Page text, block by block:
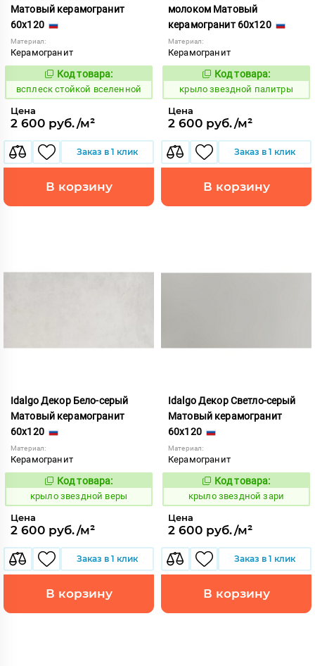
Матовый керамогранит
60x120
Материал:
Керамогранит
246638
Код товара:
всплеск стойкой вселенной
Цена
2 600 руб./м²
Заказ в 1 клик
В корзину
молоком Матовый
керамогранит 60x120
Материал:
Керамогранит
831816
Код товара:
крыло звездной палитры
Цена
2 600 руб./м²
Заказ в 1 клик
В корзину
Idalgo Декор Бело-серый
Матовый керамогранит
60x120
Материал:
Керамогранит
831758
Код товара:
крыло звездной веры
Цена
2 600 руб./м²
Заказ в 1 клик
В корзину
Idalgo Декор Светло-серый
Матовый керамогранит
60x120
Материал:
Керамогранит
831778
Код товара:
крыло звездной зари
Цена
2 600 руб./м²
Заказ в 1 клик
В корзину